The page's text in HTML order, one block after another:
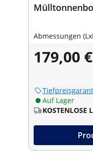
Abmessungen
179,00 €
Auf Lager
KOSTENLOSE